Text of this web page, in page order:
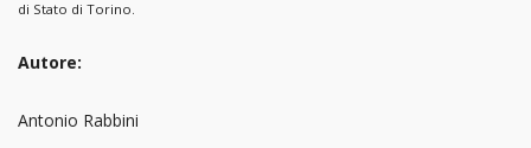
di Stato di Torino.
Autore:
Antonio Rabbini